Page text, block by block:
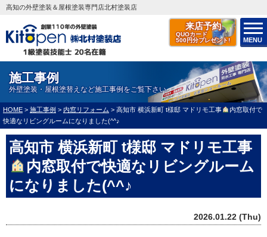
来店予約
QUOカード
500円分プレゼント!
MENU
高知の外壁塗装＆屋根塗装専門店北村塗装店
施工事例
外壁塗装・屋根塗替えなど施工事例をご覧下さい
HOME > 施工事例 > 内窓リフォーム > 高知市 横浜新町 t様邸 マドリモ工事
内窓取付で
快適なリビングルームになりました(^^♪
高知市 横浜新町 t様邸 マドリモ工事
内窓取付で快適なリビングルーム
になりました(^^♪
2026.01.22 (Thu)